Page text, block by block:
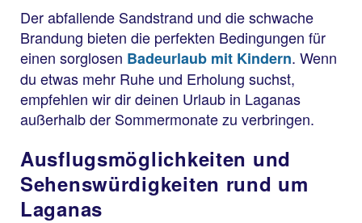
Der abfallende Sandstrand und die schwache
Brandung bieten die perfekten Bedingungen für
einen sorglosen Badeurlaub mit Kindern. Wenn
du etwas mehr Ruhe und Erholung suchst,
empfehlen wir dir deinen Urlaub in Laganas
außerhalb der Sommermonate zu verbringen.
Ausflugsmöglichkeiten und
Sehenswürdigkeiten rund um
Laganas